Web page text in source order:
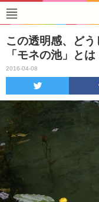
この透明感、ど
「モネの池」とは
2016-04-08